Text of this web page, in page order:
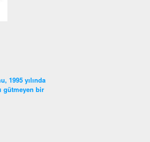
1995 yılında
gütmeyen bir